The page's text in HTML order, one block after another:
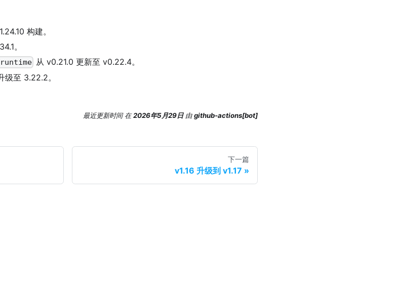
构建。
。
从 v0.21.0 更新至 v0.22.4。
级至 3.22.2。
最近更新时间在2026年5月29日由github-actions[bot]
下一篇
v1.16 升级到 v1.17